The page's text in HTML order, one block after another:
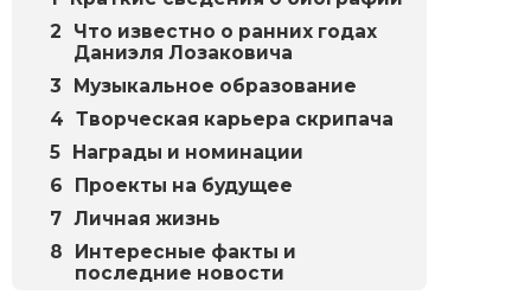
Что известно о ранних годах
Даниэля Лозаковича
Музыкальное образование
Творческая карьера скрипача
Награды и номинации
Проекты на будущее
Личная жизнь
Интересные факты и
последние новости